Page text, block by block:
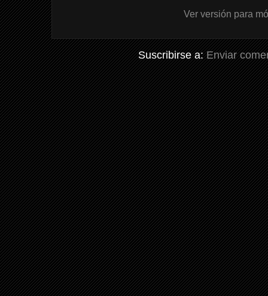
Ver versión para
Suscribirse a:Enviar